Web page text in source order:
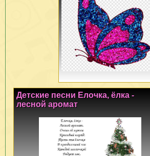
Детские песни Елочка, ёлка -
лесной аромат